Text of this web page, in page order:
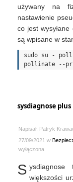
używany na
nastawienie
co jest
są wpisane w
sudo su -
sysdiagnose plus
Napisał: Patryk
27/09/2021 w
wyłączona
S większości